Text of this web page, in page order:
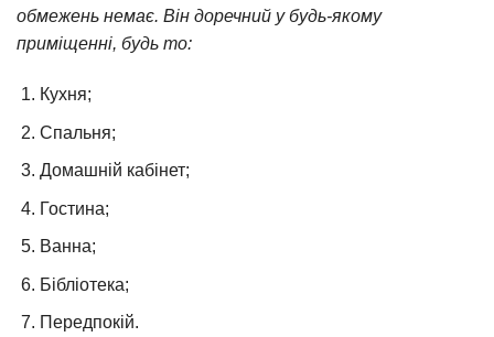
обмежень немає. Він доречний у будь-якому
приміщенні, будь то:
Кухня;
Спальня;
Домашній кабінет;
Гостина;
Ванна;
Бібліотека;
Передпокій.